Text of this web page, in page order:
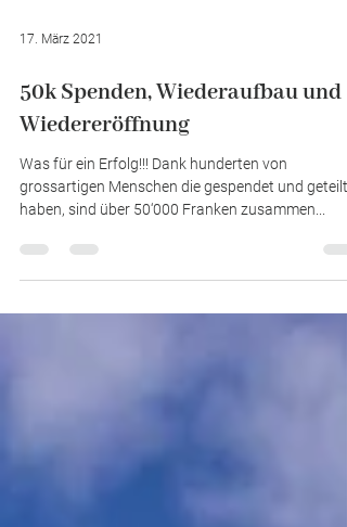
17. März 2021
50k Spenden, Wiederaufbau und
Wiedereröffnung
Was für ein Erfolg!!! Dank hunderten von
haben, sind über 50‘000 Franken zusammen...